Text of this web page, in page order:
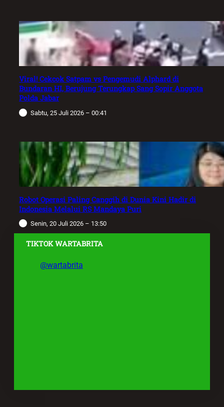
Viral! Cekcok Satpam vs Pengemudi Alphard di
Bundaran HI, Berujung Terungkap Sang Sopir Anggota
Polda Jabar
Sabtu, 25 Juli 2026 – 00:41
Robot Operasi Paling Canggih di Dunia Kini Hadir di
Indonesia Melalui RS Mandaya Puri
Senin, 20 Juli 2026 – 13:50
TIKTOK WARTABRITA
@wartabrita